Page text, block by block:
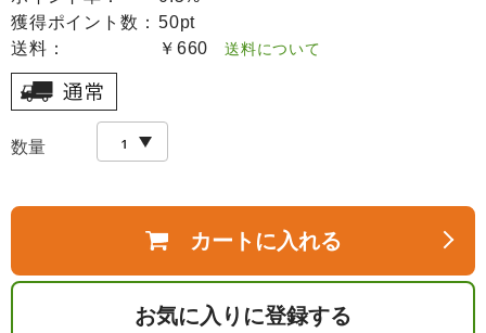
獲得ポイント数： 50pt
送料：
￥660 送料について
数量
カートに入れる
お気に入りに登録する